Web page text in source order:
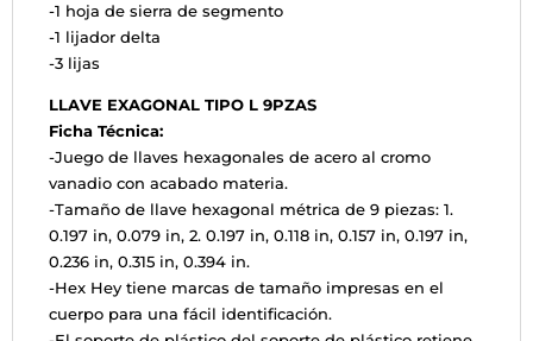
-1 hoja de sierra de segmento
-1 lijador delta
-3 lijas
LLAVE EXAGONAL TIPO L 9PZAS
Ficha Técnica:
-Juego de llaves hexagonales de acero al cromo
vanadio con acabado materia.
-Tamaño de llave hexagonal métrica de 9 piezas: 1.
0.197 in, 0.079 in, 2. 0.197 in, 0.118 in, 0.157 in, 0.197 in,
0.236 in, 0.315 in, 0.394 in.
-Hex Hey tiene marcas de tamaño impresas en el
cuerpo para una fácil identificación.